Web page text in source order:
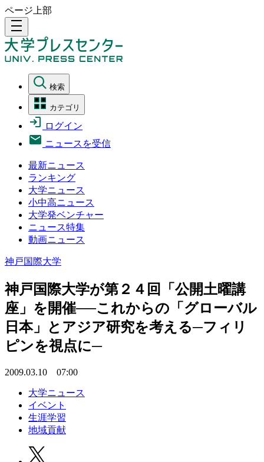
ページ上部
density_medium
検索
カテゴリ
ログイン
ニュースを受信
最新ニュース
ランキング
大学ニュース
小中高ニュース
大学発ベンチャー
ニュース特集
動画ニュース
神戸国際大学
神戸国際大学が第２４回「公開土曜講
座」を開催──これからの「グローバル
日本」とアジア研究を考える─フィリ
ピンを視点に─
2009.03.10 07:00
大学ニュース
イベント
生涯学習
地域貢献